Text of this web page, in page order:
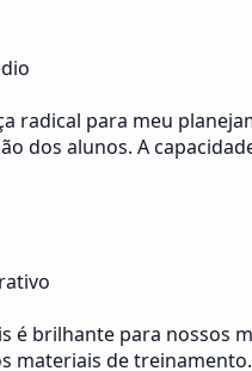
radical para meu
dos alunos. A
é brilhante para
materiais de